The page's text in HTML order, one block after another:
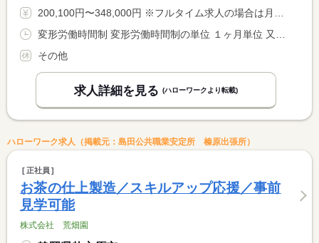
200,100円〜348,000円 ※フルタイム求人の場合は月額（換算額）、パート求人の場合は時間額を表示しています。
その他
求人詳細を見る (ハローワークより転載)
ハローワーク求人（掲載元：島田公共職業安定所 榛原出張所）
正社員
お茶の仕上製造／スキルアップ応援／事前
見学可能
株式会社 荒畑園